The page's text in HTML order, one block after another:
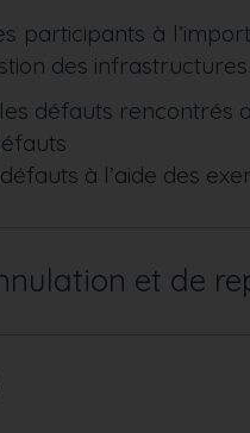
participants à
des
défauts rencontrés
à l’aide des
et de